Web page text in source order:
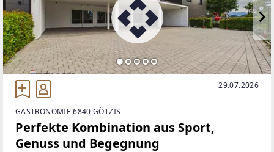
29.07.2026
GASTRONOMIE 6840 GÖTZIS
Perfekte Kombination aus Sport,
Genuss und Begegnung